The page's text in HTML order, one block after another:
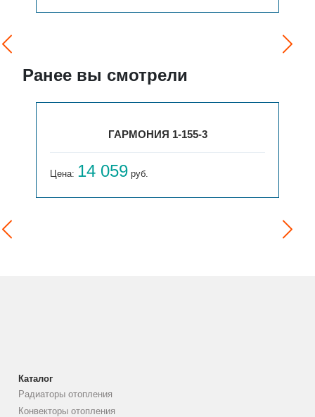
Ранее вы смотрели
ГАРМОНИЯ 1-155-4
Цена:15 654
Каталог
Радиаторы отопления
Конвекторы отопления